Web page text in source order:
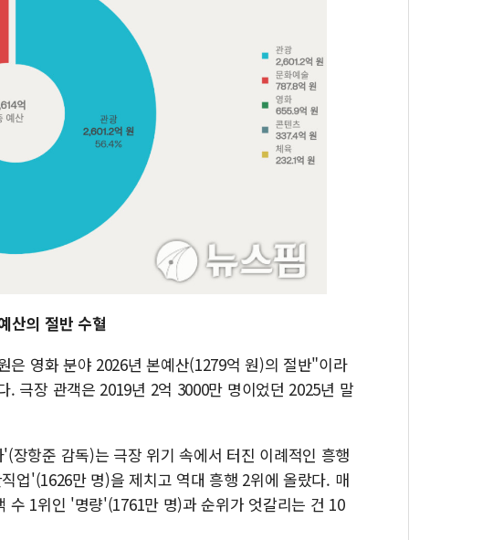
의 절반 수혈
영화 분야 2026년 본예산(1279억 원)의 절반"이라
극장 관객은 2019년 2억 3000만 명이었던 2025년 말
항준 감독)는 극장 위기 속에서 터진 이례적인 흥행
업'(1626만 명)을 제치고 역대 흥행 2위에 올랐다. 매
수 1위인 '명량'(1761만 명)과 순위가 엇갈리는 건 10